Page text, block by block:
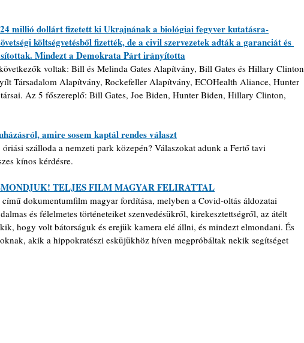
millió dollárt fizetett ki Ukrajnának a biológiai fegyver kutatásra-
költségvetésből fizették, de a civil szervezetek adták a garanciát és
Mindezt a Demokrata Párt irányította
voltak: Bill és Melinda Gates Alapítvány, Bill Gates és Hillary Clinton
Társadalom Alapítvány, Rockefeller Alapítvány, ECOHealth Aliance, Hunter
társai. Az 5 főszereplő: Bill Gates, Joe Biden, Hunter Biden, Hillary Clinton,
amire sosem kaptál rendes választ
szálloda a nemzeti park közepén? Válaszokat adunk a Fertő tavi
kínos kérdésre.
TELJES FILM MAGYAR FELIRATTAL
dokumentumfilm magyar fordítása, melyben a Covid-oltás áldozatai
és félelmetes történeteiket szenvedésükről, kirekesztettségről, az átélt
hogy volt bátorságuk és erejük kamera elé állni, és mindezt elmondani. És
akik a hippokratészi esküjükhöz híven megpróbáltak nekik segítséget